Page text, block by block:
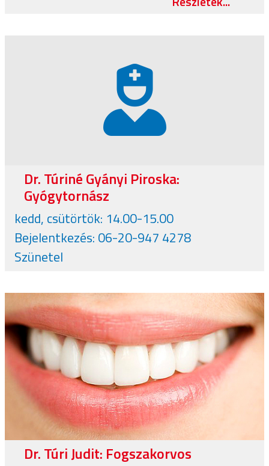
Dr. Túriné Gyányi Piroska:
Gyógytornász
kedd, csütörtök: 14.00-15.00
Bejelentkezés: 06-20-947 4278
Szünetel
Dr. Túri Judit: Fogszakorvos